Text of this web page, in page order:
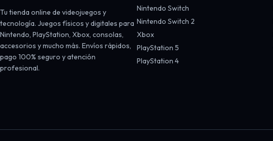
Tu tienda online de videojuegos y
tecnología. Juegos físicos y digitales para
Nintendo, PlayStation, Xbox, consolas,
accesorios y mucho más. Envíos rápidos,
pago 100% seguro y atención
profesional.
Nintendo Switch
Nintendo Switch 2
Xbox
PlayStation 5
PlayStation 4